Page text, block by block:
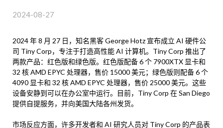
2024-08-27
2024 年 8 月 27 日，知名黑客 George Hotz 宣布成立 AI 硬件公
司 Tiny Corp，专注于打造高性能 AI 计算机。Tiny Corp 推出了
两款产品：红色版和绿色版。红色版配备 6 个 7900XTX 显卡和
32 核 AMD EPYC 处理器，售价 15000 美元；绿色版则配备 6 个
4090 显卡和 32 核 AMD EPYC 处理器，售价 25000 美元。这些
设备安静到可以在办公室中运行。目前，Tiny Corp 在 San Diego
提供自提服务，并向美国大陆各州发货。
市场反应方面，许多开发者和 AI 研究人员对 Tiny Corp 的产品表